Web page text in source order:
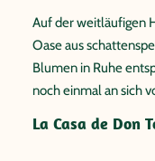
Auf der weitläufigen
Oase aus
Blumen in Ruhe
noch einmal an sich
La Casa de Don